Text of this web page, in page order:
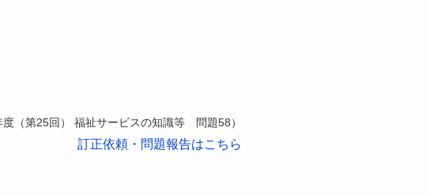
度（第25回） 福祉サービスの知識等 問題58）
訂正依頼・問題報告はこちら